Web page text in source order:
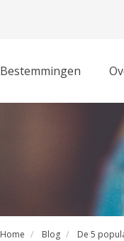
Bestemmingen
Home Blog De 5